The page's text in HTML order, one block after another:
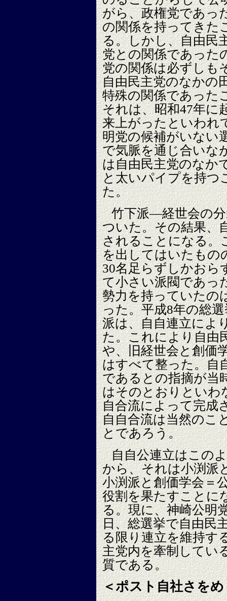
がら、政権党であっ
の関係を持ってきた
る。しかし、自由民
党との関係であった
党の関係は必ずしも
自由民主党のなか
特殊の関係であった
それは、昭和47年に
来上がったといわれ
明党の候補がいない
で気脈を通じ合いな
は自由民主党のなか
と太いパイプを持つ
た。
竹下派―経世会の
ついた。その結果、
されることになる。
を出してはいたもの
30名足らずしかおら
て小さい派閥であっ
勢力を持っていたの
った。平成8年の総
派は、自自連立によ
た。これにより自由
や、旧経世会と創価
はすべて整った。自
であるとの指摘が当
はそのとおりといわ
自合流によって完成
自自合流は当然のこ
とであろう。
自自公連立はこの
から、それは小渕派
小渕派と創価学会＝
役割を果たすことに
る。現に、神崎公明
日、総選挙で自由民
る限り連立を維持す
主党内を牽制してい
質である。
＜ポスト自社さを